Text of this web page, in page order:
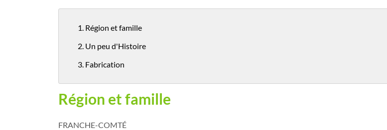
1. Région et famille
2. Un peu d'Histoire
3. Fabrication
Région et famille
FRANCHE-COMTÉ